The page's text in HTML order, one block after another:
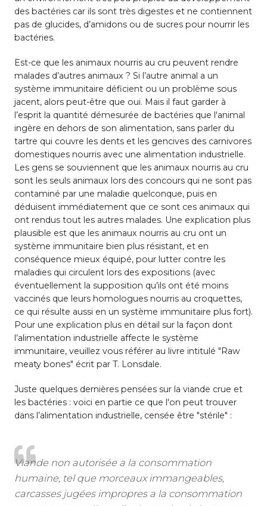
des bactéries car ils sont très digestes et ne contiennent
pas de glucides, d’amidons ou de sucres pour nourrir les
bactéries.
Est-ce que les animaux nourris au cru peuvent rendre
malades d’autres animaux ? Si l’autre animal a un
système immunitaire déficient ou un problème sous
jacent, alors peut-être que oui. Mais il faut garder à
l’esprit la quantité démesurée de bactéries que l'animal
ingère en dehors de son alimentation, sans parler du
tartre qui couvre les dents et les gencives des carnivores
domestiques nourris avec une alimentation industrielle.
Les gens se souviennent que les animaux nourris au cru
sont les seuls animaux lors des concours qui ne sont pas
contaminé par une maladie quelconque, puis en
déduisent immédiatement que ce sont ces animaux qui
ont rendus tout les autres malades. Une explication plus
plausible est que les animaux nourris au cru ont un
système immunitaire bien plus résistant, et en
conséquence mieux équipé, pour lutter contre les
maladies qui circulent lors des expositions (avec
éventuellement la supposition qu’ils ont été moins
vaccinés que leurs homologues nourris au croquettes,
ce qui résulte aussi en un système immunitaire plus fort).
Pour une explication plus en détail sur la façon dont
l’alimentation industrielle affecte le système
immunitaire, veuillez vous référer au livre intitulé "Raw
meaty bones" écrit par T. Lonsdale.
Juste quelques dernières pensées sur la viande crue et
les bactéries : voici en partie ce que l'on peut trouver
dans l’alimentation industrielle, censée être "stérile" :
Viande non autorisée a la consommation
humaine, tel que morceaux immangeables,
carcasses jugées impropres a la consommation